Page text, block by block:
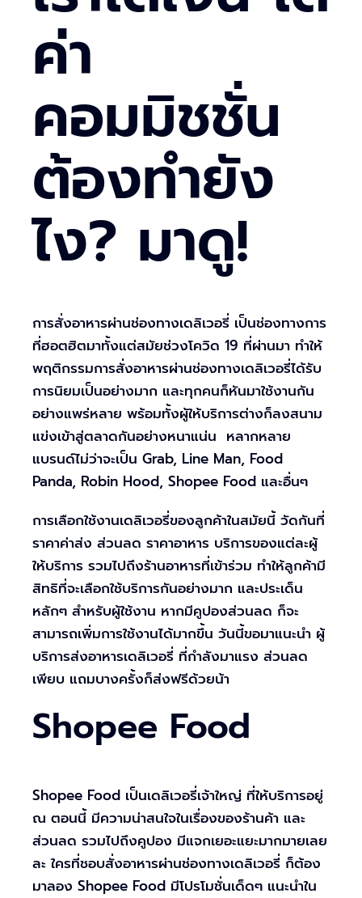
ค่า
คอมมิชชั่น
ต้องทำยัง
ไง? มาดู!
การสั่งอาหารผ่านช่องทางเดลิเวอรี่ เป็นช่องทางการ
ที่ฮอตฮิตมาทั้งแต่สมัยช่วงโควิด 19 ที่ผ่านมา ทำให้
พฤติกรรมการสั่งอาหารผ่านช่องทางเดลิเวอรี่ได้รับ
การนิยมเป็นอย่างมาก และทุกคนก็หันมาใช้งานกัน
อย่างแพร่หลาย พร้อมทั้งผู้ให้บริการต่างก็ลงสนาม
แข่งเข้าสู่ตลาดกันอย่างหนาแน่น หลากหลาย
แบรนด์ไม่ว่าจะเป็น Grab, Line Man, Food
Panda, Robin Hood, Shopee Food และอื่นๆ
การเลือกใช้งานเดลิเวอรี่ของลูกค้าในสมัยนี้ วัดกันที่
ราคาค่าส่ง ส่วนลด ราคาอาหาร บริการของแต่ละผู้
ให้บริการ รวมไปถึงร้านอาหารที่เข้าร่วม ทำให้ลูกค้ามี
สิทธิที่จะเลือกใช้บริการกันอย่างมาก และประเด็น
หลักๆ สำหรับผู้ใช้งาน หากมีคูปองส่วนลด ก็จะ
สามารถเพิ่มการใช้งานได้มากขึ้น วันนี้ขอมาแนะนำ ผู้
บริการส่งอาหารเดลิเวอรี่ ที่กำลังมาแรง ส่วนลด
เพียบ แถมบางครั้งก็ส่งฟรีด้วยน้า
Shopee Food
Shopee Food เป็นเดลิเวอรี่เจ้าใหญ่ ที่ให้บริการอยู่
ณ ตอนนี้ มีความน่าสนใจในเรื่องของร้านค้า และ
ส่วนลด รวมไปถึงคูปอง มีแจกเยอะแยะมากมายเลย
ละ ใครที่ชอบสั่งอาหารผ่านช่องทางเดลิเวอรี่ ก็ต้อง
มาลอง Shopee Food มีโปรโมชั่นเด็ดๆ แนะนำใน